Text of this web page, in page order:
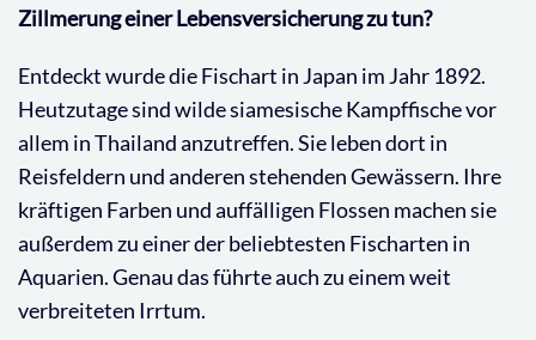
Zillmerung einer Lebensversicherung zu tun?
Entdeckt wurde die Fischart in Japan im Jahr 1892.
Heutzutage sind wilde siamesische Kampffische vor
allem in Thailand anzutreffen. Sie leben dort in
Reisfeldern und anderen stehenden Gewässern. Ihre
kräftigen Farben und auffälligen Flossen machen sie
außerdem zu einer der beliebtesten Fischarten in
Aquarien. Genau das führte auch zu einem weit
verbreiteten Irrtum.